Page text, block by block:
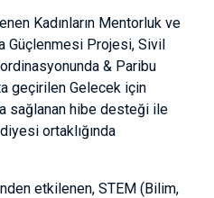
Kadınların Mentorluk ve
Güçlenmesi Projesi, Sivil
& Paribu
geçirilen Gelecek için
sağlanan hibe desteği ile
ortaklığında
etkilenen, STEM (Bilim,